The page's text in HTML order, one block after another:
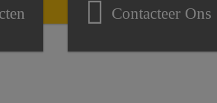
Contacteer Ons